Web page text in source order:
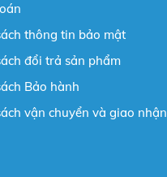
thông tin bảo mật
đổi trả sản phẩm
Bảo hành
vận chuyển và giao nhận